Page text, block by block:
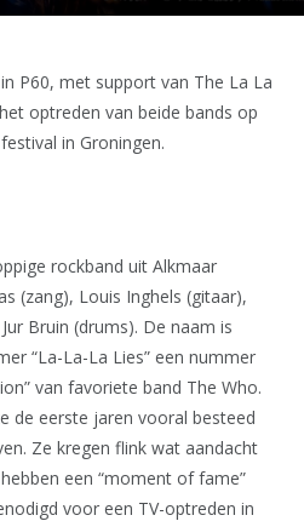
P60, met support van The La La
optreden van beide bands op
in Groningen.
rockband uit Alkmaar
(zang), Louis Inghels (gitaar),
Bruin (drums). De naam is
“La-La-La Lies” een nummer
van favoriete band The Who.
de eerste jaren vooral besteed
Ze kregen flink wat aandacht
een “moment of fame”
voor een TV-optreden in